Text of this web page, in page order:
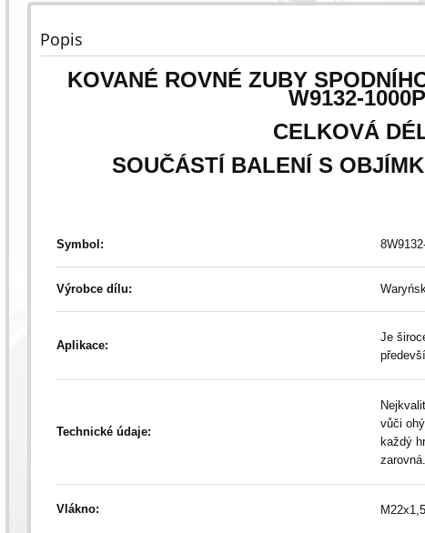
Popis
KOVANÉ ROVNÉ ZUBY
W9132-
CELKOVÁ
SOUČÁSTÍ BALENÍ S
Symbol:
Výrobce dílu:
Aplikace:
Je
Technické údaje:
vůči
každý
Vlákno: M22x1,5